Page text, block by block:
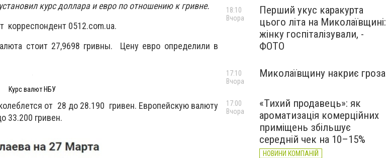
курс доллара и евро по отношению к гривне.
корреспондент 0512.com.ua.
стоит 27,9698 гривны. Цену евро определили в
Курс валют НБУ
от 28 до 28.190 гривен. Европейскую валюту
33.200 гривен.
Перший укус каракурта
цього літа на Миколаївщині:
жінку госпіталізували, -
ФОТО
18:10
Вчора
Миколаївщину накриє гроза
17:10
Вчора
«Тихий продавець»: як
ароматизація комерційних
приміщень збільшує
середній чек на 10–15%
НОВИНИ КОМПАНІЙ
17:00
Вчора